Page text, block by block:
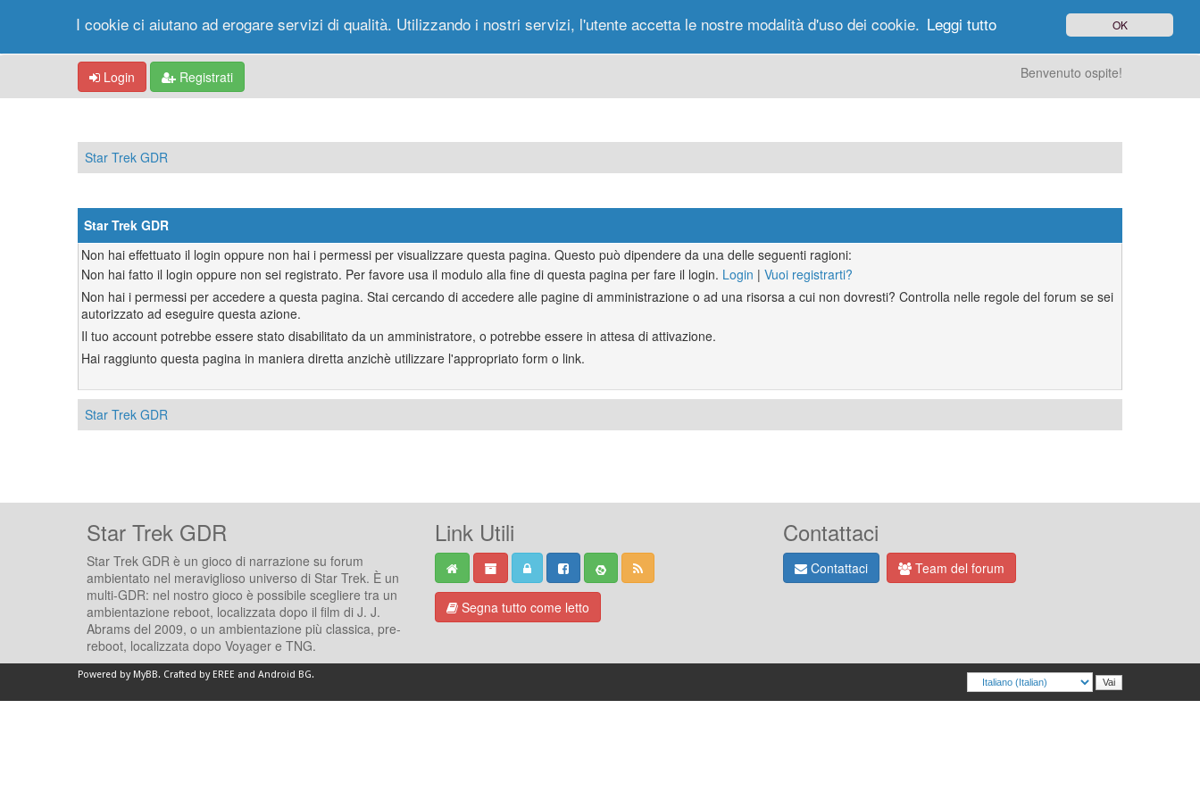
Portale Forum Nuovi Messaggi Messaggi di Oggi Ricerca Utenti
Login Registrati Benvenuto ospite!
Star Trek GDR
Star Trek GDR
Non hai effettuato il login oppure non hai i permessi per visualizzare questa pagina. Questo può dipendere da una delle seguenti ragioni:
Non hai fatto il login oppure non sei registrato. Per favore usa il modulo alla fine di questa pagina per fare il login. Login | Vuoi registrarti?
Non hai i permessi per accedere a questa pagina. Stai cercando di accedere alle pagine di amministrazione o ad una risorsa a cui non dovresti? Controlla nelle regole del forum se sei
autorizzato ad eseguire questa azione.
Il tuo account potrebbe essere stato disabilitato da un amministratore, o potrebbe essere in attesa di attivazione.
Hai raggiunto questa pagina in maniera diretta anzichè utilizzare l'appropriato form o link.
Star Trek GDR
Star Trek GDR
Star Trek GDR è un gioco di narrazione su forum
ambientato nel meraviglioso universo di Star Trek. È un
multi-GDR: nel nostro gioco è possibile scegliere tra un
ambientazione reboot, localizzata dopo il film di J. J.
Abrams del 2009, o un ambientazione più classica, pre-
reboot, localizzata dopo Voyager e TNG.
Link Utili
Segna tutto come letto
Contattaci
Contattaci Team del forum
Powered by MyBB. Crafted by EREE and Android BG.
I cookie ci aiutano ad erogare servizi di qualità. Utilizzando i nostri servizi, l'utente accetta le nostre modalità d'uso dei cookie. Leggi tutto OK